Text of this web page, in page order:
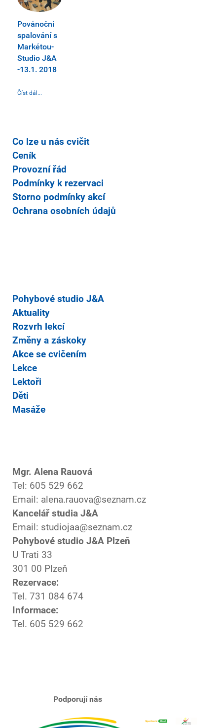
Povánoční
spalování s
Markétou-
Studio J&A
-13.1. 2018
Číst dál...
Co lze u nás cvičit
Ceník
Provozní řád
Podmínky k rezervaci
Storno podmínky akcí
Ochrana osobních údajů
Pohybové studio J&A
Aktuality
Rozvrh lekcí
Změny a záskoky
Akce se cvičením
Lekce
Lektoři
Děti
Masáže
Mgr. Alena Rauová
Tel: 605 529 662
Email: alena.rauova@seznam.cz
Kancelář studia J&A
Email: studiojaa@seznam.cz
Pohybové studio J&A Plzeň
U Trati 33
301 00 Plzeň
Rezervace:
Tel. 731 084 674
Informace:
Tel. 605 529 662
Podporují nás